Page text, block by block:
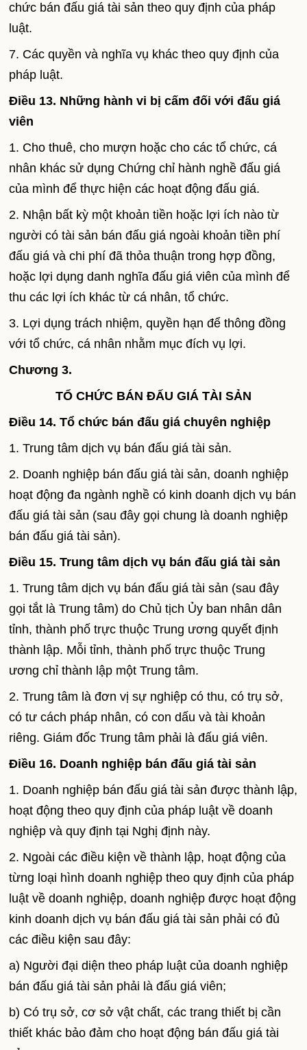
chức bán đấu giá tài sản theo quy định của pháp
luật.
7. Các quyền và nghĩa vụ khác theo quy định của
pháp luật.
Điều 13. Những hành vi bị cấm đối với đấu giá
viên
1. Cho thuê, cho mượn hoặc cho các tổ chức, cá
nhân khác sử dụng Chứng chỉ hành nghề đấu giá
của mình để thực hiện các hoạt động đấu giá.
2. Nhận bất kỳ một khoản tiền hoặc lợi ích nào từ
người có tài sản bán đấu giá ngoài khoản tiền phí
đấu giá và chi phí đã thỏa thuận trong hợp đồng,
hoặc lợi dụng danh nghĩa đấu giá viên của mình để
thu các lợi ích khác từ cá nhân, tổ chức.
3. Lợi dụng trách nhiệm, quyền hạn để thông đồng
với tổ chức, cá nhân nhằm mục đích vụ lợi.
Chương 3.
TỔ CHỨC BÁN ĐẤU GIÁ TÀI SẢN
Điều 14. Tổ chức bán đấu giá chuyên nghiệp
1. Trung tâm dịch vụ bán đấu giá tài sản.
2. Doanh nghiệp bán đấu giá tài sản, doanh nghiệp
hoạt động đa ngành nghề có kinh doanh dịch vụ bán
đấu giá tài sản (sau đây gọi chung là doanh nghiệp
bán đấu giá tài sản).
Điều 15. Trung tâm dịch vụ bán đấu giá tài sản
1. Trung tâm dịch vụ bán đấu giá tài sản (sau đây
gọi tắt là Trung tâm) do Chủ tịch Ủy ban nhân dân
tỉnh, thành phố trực thuộc Trung ương quyết định
thành lập. Mỗi tỉnh, thành phố trực thuộc Trung
ương chỉ thành lập một Trung tâm.
2. Trung tâm là đơn vị sự nghiệp có thu, có trụ sở,
có tư cách pháp nhân, có con dấu và tài khoản
riêng. Giám đốc Trung tâm phải là đấu giá viên.
Điều 16. Doanh nghiệp bán đấu giá tài sản
1. Doanh nghiệp bán đấu giá tài sản được thành lập,
hoạt động theo quy định của pháp luật về doanh
nghiệp và quy định tại Nghị định này.
2. Ngoài các điều kiện về thành lập, hoạt động của
từng loại hình doanh nghiệp theo quy định của pháp
luật về doanh nghiệp, doanh nghiệp được hoạt động
kinh doanh dịch vụ bán đấu giá tài sản phải có đủ
các điều kiện sau đây:
a) Người đại diện theo pháp luật của doanh nghiệp
bán đấu giá tài sản phải là đấu giá viên;
b) Có trụ sở, cơ sở vật chất, các trang thiết bị cần
thiết khác bảo đảm cho hoạt động bán đấu giá tài